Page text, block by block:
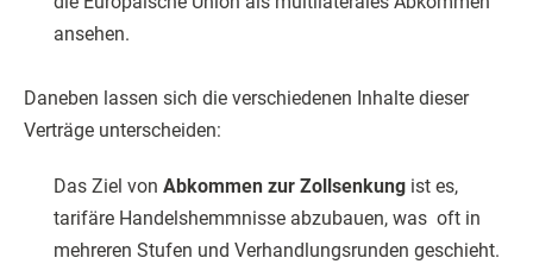
ansehen.
Daneben lassen sich die verschiedenen Inhalte dieser
Verträge unterscheiden:
Das Ziel von Abkommen zur Zollsenkung ist es,
tarifäre Handelshemmnisse abzubauen, was oft in
mehreren Stufen und Verhandlungsrunden geschieht.